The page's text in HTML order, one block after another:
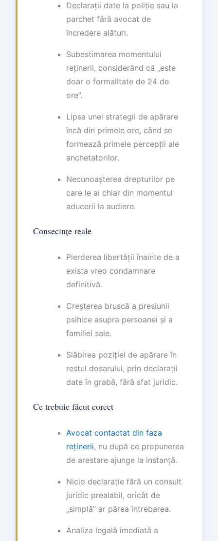
Declarații date la poliție sau la
parchet fără avocat de
încredere alături.
Subestimarea momentului
reținerii, considerând că „este
doar o formalitate de 24 de
ore”.
Lipsa unei strategii de apărare
încă din primele ore, când se
formează primele percepții ale
anchetatorilor.
Necunoașterea drepturilor pe
care le ai chiar din momentul
aducerii la audiere.
Consecințe reale
Pierderea libertății înainte de a
exista vreo condamnare
definitivă.
Creșterea bruscă a presiunii
psihice asupra persoanei și a
familiei sale.
Slăbirea poziției de apărare în
restul dosarului, prin declarații
date în grabă, fără sfat juridic.
Ce trebuie făcut corect
Avocat contactat din faza
reținerii, nu după ce propunerea
de arestare ajunge la instanță.
Nicio declarație fără un consult
juridic prealabil, oricât de
„simplă” ar părea întrebarea.
Analiza legală imediată a